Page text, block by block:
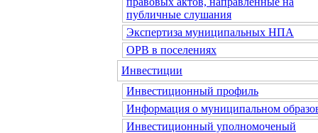
публичные слушания
Экспертиза муниципальных НПА
ОРВ в поселениях
Инвестиции
Инвестиционный профиль
Информация о муниципальном
Инвестиционный уполномоченый